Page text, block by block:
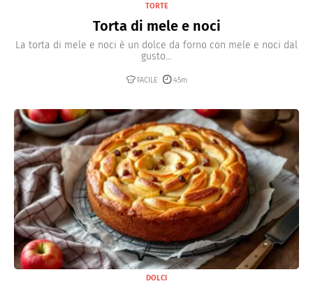
TORTE
Torta di mele e noci
La torta di mele e noci è un dolce da forno con mele e noci dal
gusto...
FACILE 45m
DOLCI